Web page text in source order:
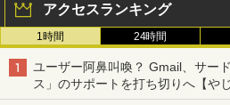
アクセスランキング
1時間 24時間
ユーザー阿鼻叫喚？ Gmail、サー
ス」のサポートを打ち切りへ【や